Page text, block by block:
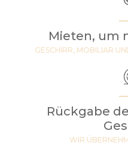
Mieten, um
GESCHIRR, MOBILIAR
Rückgabe
WIR